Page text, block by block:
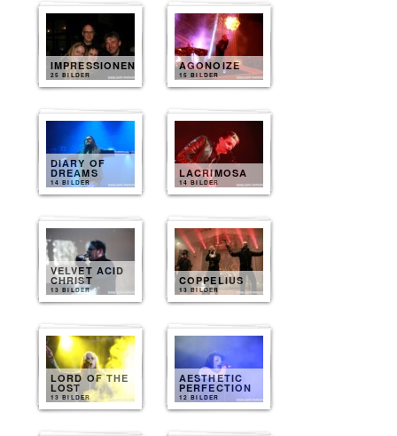
IMPRESSIONEN
25 BILDER
AGONOIZE
15 BILDER
DIARY OF
DREAMS
14 BILDER
LACRIMOSA
14 BILDER
VELVET ACID
CHRIST
13 BILDER
COPPELIUS
13 BILDER
LORD OF THE
LOST
13 BILDER
AESTHETIC
PERFECTION
12 BILDER